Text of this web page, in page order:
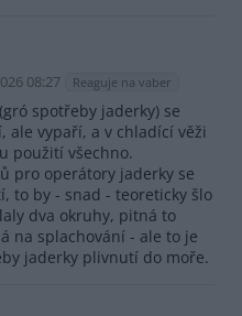
08:27 Reaguje na vaber
spotřeby jaderky) se
ale vypaří, a v chladící věži
použití všechno.
pro operátory jaderky se
to by - snad - teoreticky šlo
dva okruhy, pitná to
na splachování - ale to je
jaderky plivnutí do moře.